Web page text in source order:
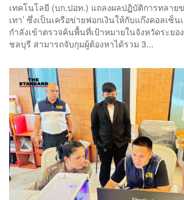
เทคโนโลยี (บก.ปอท.) แถลงผลปฏิบัติการทลาย
เทา’ ซึ่งเป็นเครือข่ายฟอกเงินให้กับแก๊งคอลเซ็
กำลังเข้าตรวจค้นพื้นที่เป้าหมายในจังหวัดระยอ
ชลบุรี สามารถจับกุมผู้ต้องหาได้รวม 3...